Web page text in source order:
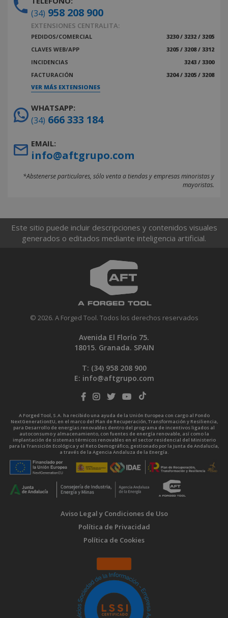
(34) 958 208 900
EXTENSIONES CENTRALITA:
PEDIDOS/COMERCIAL
3230 / 3232 / 3205
CLAVES WEB/APP
3205 / 3208 / 3312
INCIDENCIAS
3243 / 3300
FACTURACIÓN
3204 / 3205 / 3208
VER MÁS EXTENSIONES
WHATSAPP:
(34) 666 333 184
EMAIL:
info@aftgrupo.com
*Abstenerse particulares, sólo venta a tiendas y empresas minoristas y
mayoristas.
Este sitio puede incluir descripciones y contenidos visuales
generados o editados mediante inteligencia artificial.
© 2026. A Forged Tool. Todos los derechos reservados
Avenida El Florío 75.
18015. Granada. SPAIN
T: (34) 958 208 900
E: info@aftgrupo.com
A Forged Tool, S.A. ha recibido una ayuda de la Unión Europea con cargo al Fondo
NextGenerationEU, en el marco del Plan de Recuperación, Transformación y Resiliencia,
para Desarrollo de energías renovables dentro del programa de incentivos ligados al
autoconsumo y almacenamiento, con fuentes de energía renovable, así como la
implantación de sistemas térmicos renovables en el sector residencial del Ministerio
para la Transición Ecológica y el Reto Demográfico, gestionado por la Junta de Andalucía,
a través de la Agencia Andaluza de la Energía.
Aviso Legal y Condiciones de Uso
Política de Privacidad
Política de Cookies